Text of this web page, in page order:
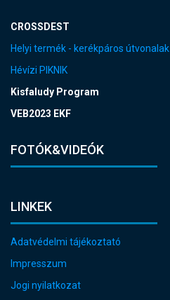
CROSSDEST
Helyi termék - kerékpáros útvonalak
Hévízi PIKNIK
Kisfaludy Program
VEB2023 EKF
FOTÓK&VIDEÓK
LINKEK
Adatvédelmi tájékoztató
Impresszum
Jogi nyilatkozat